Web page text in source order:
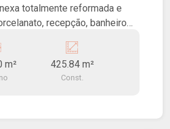
totalmente reformada e
recepção, banheiro
próximo a Av. Alonso Y
m² 425.84 m²
Const.